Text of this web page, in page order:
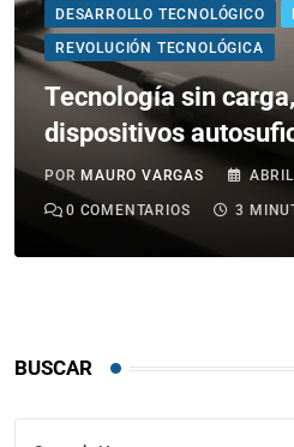
DESARROLLO TECNOLÓGICO
REVOLUCIÓN TECNOLÓGICA
Tecnología sin
dispositivos
POR MAURO VARGAS
0 COMENTARIOS 3
BUSCAR